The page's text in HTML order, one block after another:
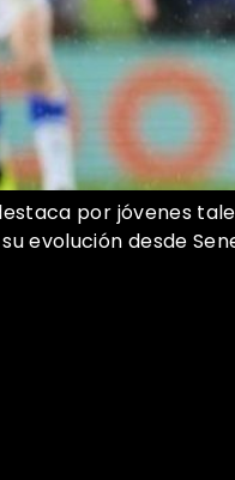
por jóvenes
evolución desde